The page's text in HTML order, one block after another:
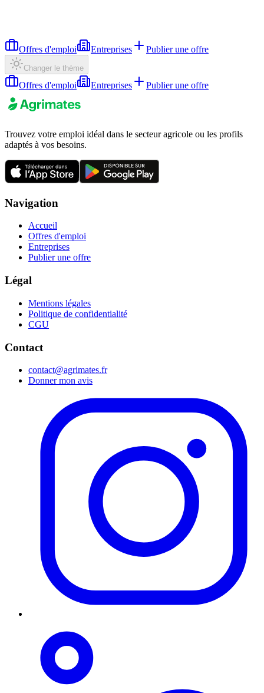
Offres d'emploi Entreprises Publier une offre
Changer le thème
Offres d'emploi Entreprises Publier une offre
Trouvez votre emploi idéal dans le secteur agricole ou les profils
adaptés à vos besoins.
Navigation
Accueil
Offres d'emploi
Entreprises
Publier une offre
Légal
Mentions légales
Politique de confidentialité
CGU
Contact
contact@agrimates.fr
Donner mon avis